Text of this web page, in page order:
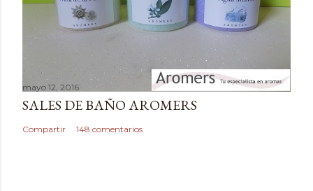
o
mayo 12, 2016
SALES DE BAÑO AROMERS
Compartir 148 comentarios